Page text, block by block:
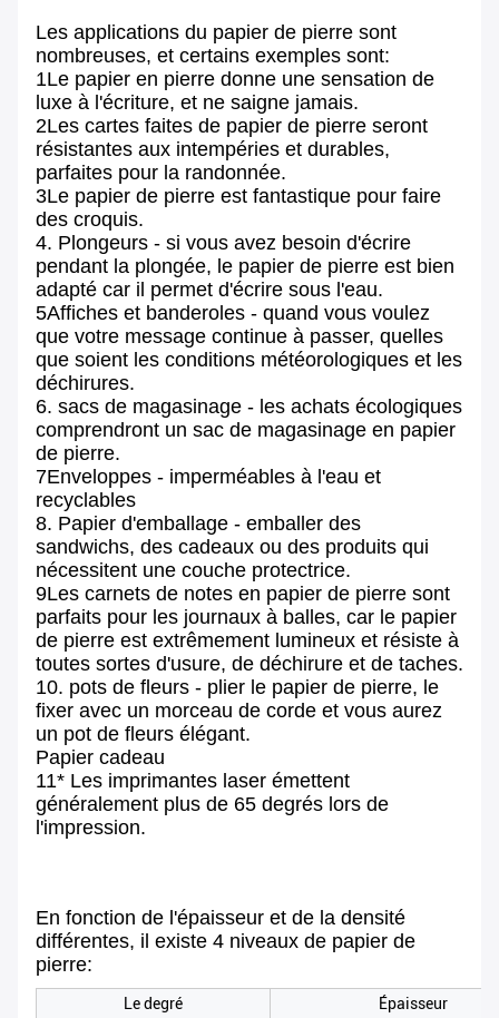
Les applications du papier de pierre sont
nombreuses, et certains exemples sont:
1Le papier en pierre donne une sensation de
luxe à l'écriture, et ne saigne jamais.
2Les cartes faites de papier de pierre seront
résistantes aux intempéries et durables,
parfaites pour la randonnée.
3Le papier de pierre est fantastique pour faire
des croquis.
4. Plongeurs - si vous avez besoin d'écrire
pendant la plongée, le papier de pierre est bien
adapté car il permet d'écrire sous l'eau.
5Affiches et banderoles - quand vous voulez
que votre message continue à passer, quelles
que soient les conditions météorologiques et les
déchirures.
6. sacs de magasinage - les achats écologiques
comprendront un sac de magasinage en papier
de pierre.
7Enveloppes - imperméables à l'eau et
recyclables
8. Papier d'emballage - emballer des
sandwichs, des cadeaux ou des produits qui
nécessitent une couche protectrice.
9Les carnets de notes en papier de pierre sont
parfaits pour les journaux à balles, car le papier
de pierre est extrêmement lumineux et résiste à
toutes sortes d'usure, de déchirure et de taches.
10. pots de fleurs - plier le papier de pierre, le
fixer avec un morceau de corde et vous aurez
un pot de fleurs élégant.
Papier cadeau
11* Les imprimantes laser émettent
généralement plus de 65 degrés lors de
l'impression.
En fonction de l'épaisseur et de la densité
différentes, il existe 4 niveaux de papier de
pierre:
Le degré Épaisseur